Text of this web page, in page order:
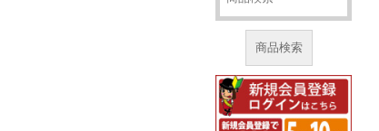
商品検索